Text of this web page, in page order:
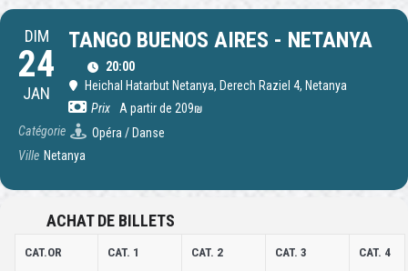
DIM
24
JAN
TANGO BUENOS AIRES - NETANYA
20:00
Heichal Hatarbut Netanya, Derech Raziel 4, Netanya
Prix
A partir de 209₪
Catégorie
Opéra / Danse
Ville Netanya
ACHAT DE BILLETS
CAT.OR CAT. 1 CAT. 2 CAT. 3 CAT. 4